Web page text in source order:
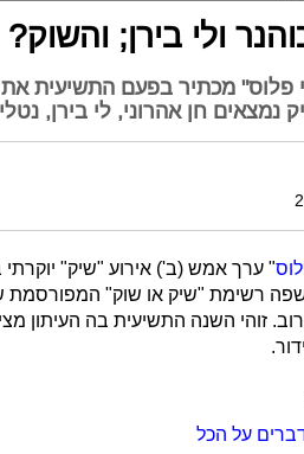
ולי בירן;
פלוס" מכתיר בפעם התשיעית
חן אהרוני, לי בירן, נטלי
" ערך אמש (ב') אירוע "שיק"
רשימת "שיק או שוק" המפורסמת
זוהי השנה התשיעית בה העיתון
על הכל